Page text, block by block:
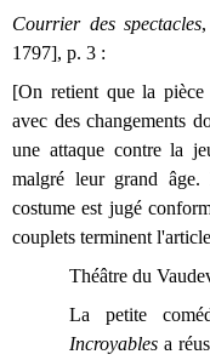
Courrier des spectacles
1797], p. 3 :
[On retient que la pièce
avec des changements
une attaque contre la
malgré leur grand
costume est jugé
couplets terminent
Théâtre du
La petite
Incroyables a